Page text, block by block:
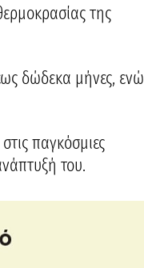
της
δώδεκα μήνες, ενώ
παγκόσμιες
του.